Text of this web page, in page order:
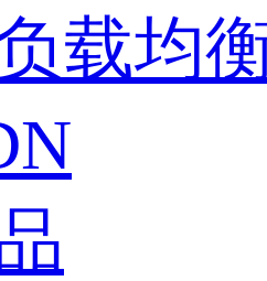
载均